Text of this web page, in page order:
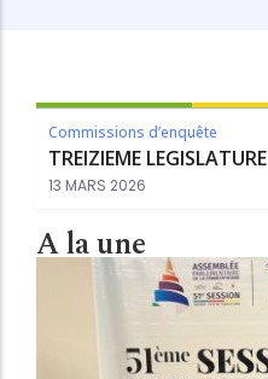
Commissions d’enquête
TREIZIEME LEGISLATURE
13 MARS 2026
A la une